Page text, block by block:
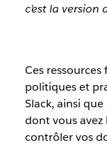
c’est la
Ces
politiques et
Slack, ainsi
dont vous
contrôler vos